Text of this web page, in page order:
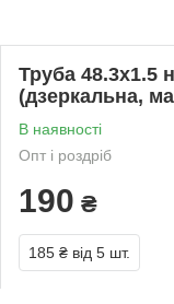
Труба 48.3х1.5
(дзеркальна,
В наявності
Опт і роздріб
190 ₴
185 ₴ від 5 шт.